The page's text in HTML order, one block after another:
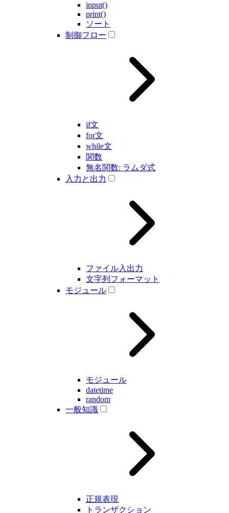
input()
print()
ソート
制御フロー
if文
for文
while文
関数
無名関数: ラムダ式
入力と出力
ファイル入出力
文字列フォーマット
モジュール
モジュール
datetime
random
一般知識
正規表現
トランザクション